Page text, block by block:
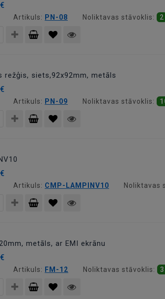
Artikuls: PN-08 Noliktavas stāvoklis: 2
režģis, siets,92x92mm, metāls
Artikuls: PN-09 Noliktavas stāvoklis:
Artikuls: CMP-LAMPINV10 Noliktavas
metāls, ar EMI ekrānu
Artikuls: FM-12 Noliktavas stāvoklis: 3